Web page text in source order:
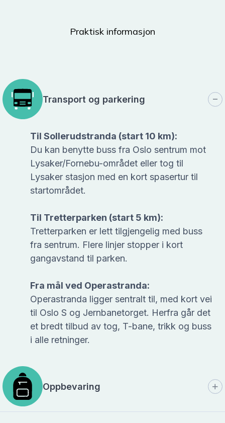
Praktisk informasjon
Transport og parkering
Til Sollerudstranda (start 10 km):
Du kan benytte buss fra Oslo sentrum mot
Lysaker/Fornebu-området eller tog til
Lysaker stasjon med en kort spasertur til
startområdet.
Til Tretterparken (start 5 km):
Tretterparken er lett tilgjengelig med buss
fra sentrum. Flere linjer stopper i kort
gangavstand til parken.
Fra mål ved Operastranda:
Operastranda ligger sentralt til, med kort vei
til Oslo S og Jernbanetorget. Herfra går det
et bredt tilbud av tog, T-bane, trikk og buss
i alle retninger.
Oppbevaring